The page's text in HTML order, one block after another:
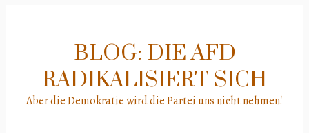
BLOG: DIE AFD
RADIKALISIERT SICH
Aber die Demokratie wird die Partei uns nicht nehmen!